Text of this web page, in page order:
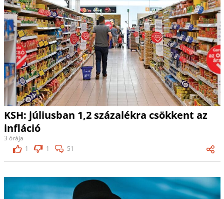
KSH: júliusban 1,2 százalékra csökkent az
infláció
3 órája
1
1 51